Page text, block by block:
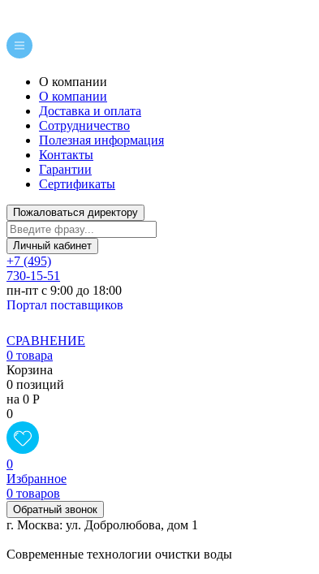
О компании
О компании
Доставка и оплата
Сотрудничество
Полезная информация
Контакты
Гарантии
Сертификаты
Пожаловаться директору
Личный кабинет
+7 (495)
730-15-51
пн-пт с 9:00 до 18:00
Портал поставщиков
СРАВНЕНИЕ
0 товара
Корзина
0 позиций
на 0 Р
0
0
Избранное
0 товаров
Обратный звонок
г. Москва: ул. Добролюбова, дом 1
Современные технологии очистки воды